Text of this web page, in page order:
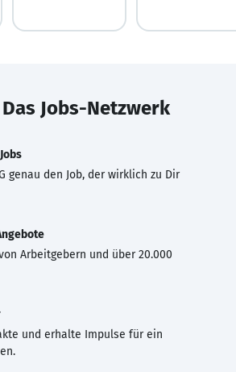
Das Jobs-Netzwerk
genau den Job, der wirklich zu Dir
Arbeitgebern und über 20.000
und erhalte Impulse für ein